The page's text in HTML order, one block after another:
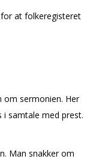
at folkeregisteret
sermonien. Her
i samtale med prest.
Man snakker om